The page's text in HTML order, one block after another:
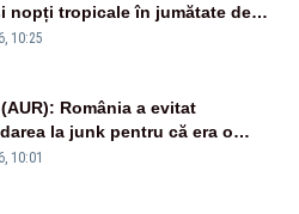
nopți tropicale în jumătate de
10:25
România a evitat
la junk pentru că era o
pentru bănci și fondurile de
10:01